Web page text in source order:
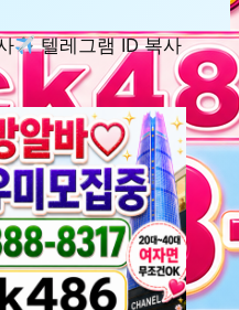
텔레그램 ID 복사